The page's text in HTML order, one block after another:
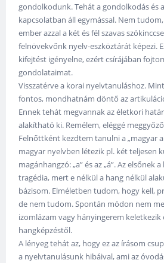
gondolkodunk. Tehát a gondolkodás és
kapcsolatban áll egymással. Nem
ember azzal a két és fél szavas
felnövekvőnk nyelv-eszköztárát képezi.
kifejtést igényelne, ezért csírájában
gondolataimat.
Visszatérve a korai nyelvtanuláshoz.
fontos, mondhatnám döntő az
Ennek tehát megvannak az életkori
alakítható ki. Remélem, eléggé
Felnőttként kezdtem tanulni a „magyar
magyar nyelvben létezik pl. két teljesen
magánhangzó: „a” és az „á”. Az elsőnek
tragédia, mert e nélkül a hang nélkül
bázisom. Elméletben tudom, hogy kell,
de nem tudom. Spontán módon nem
izomlázam vagy hányingerem keletkezik
hangképzéstől.
A lényeg tehát az, hogy ez az írásom
a nyelvtanulásunk hibáival, ami az